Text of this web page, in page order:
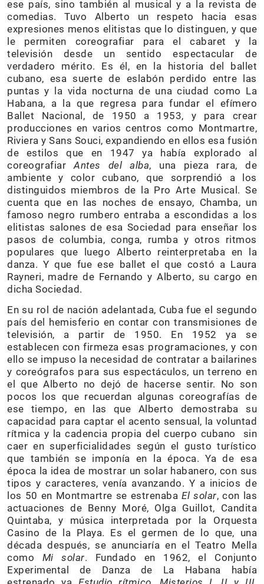
ese país, sino también al musical y a la revista de
comedias. Tuvo Alberto un respeto hacia esas
expresiones menos elitistas que lo distinguen, y que
le permiten coreografiar para el cabaret y la
televisión desde un sentido espectacular de
verdadero mérito. Es él, en la historia del ballet
cubano, esa suerte de eslabón perdido entre las
puntas y la vida nocturna de una ciudad como La
Habana, a la que regresa para fundar el efímero
Ballet Nacional, de 1950 a 1953, y para crear
producciones en varios centros como Montmartre,
Riviera y Sans Souci, expandiendo en ellos esa fusión
de estilos que en 1947 ya había explorado al
coreografiarAntes del alba, una pieza rara, de
ambiente y color cubano, que sorprendió a los
distinguidos miembros de la Pro Arte Musical. Se
cuenta que en las noches de ensayo, Chamba, un
famoso negro rumbero entraba a escondidas a los
elitistas salones de esa Sociedad para enseñar los
pasos de columbia, conga, rumba y otros ritmos
populares que luego Alberto reinterpretaba en la
danza. Y que fue ese ballet el que costó a Laura
Rayneri, madre de Fernando y Alberto, su cargo en
dicha Sociedad.
En su rol de nación adelantada, Cuba fue el segundo
país del hemisferio en contar con transmisiones de
televisión, a partir de 1950. En 1952 ya se
establecen con firmeza esas programaciones, y con
ello se impuso la necesidad de contratar a bailarines
y coreógrafos para sus espectáculos, un terreno en
el que Alberto no dejó de hacerse sentir. No son
pocos los que recuerdan algunas coreografías de
ese tiempo, en las que Alberto demostraba su
capacidad para captar el acento sensual, la voluntad
rítmica y la cadencia propia del cuerpo cubano sin
caer en superficialidades según el gusto turístico
que también se imponía en la época. Ya de esa
época la idea de mostrar un solar habanero, con sus
tipos y caracteres, venía avanzando. Y a inicios de
los 50 en Montmartre se estrenaba El solar, con las
actuaciones de Benny Moré, Olga Guillot, Candita
Quintaba, y música interpretada por la Orquesta
Casino de la Playa. Es el germen de lo que, una
década después, se anunciaría en el Teatro Mella
como Mi solar. Fundado en 1962, el Conjunto
Experimental de Danza de La Habana había